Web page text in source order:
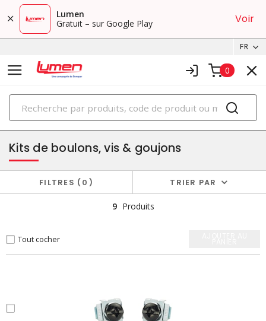
Lumen
Gratuit – sur Google Play
Voir
FR
0
PRODUITS
kits d'assortiment
Kits de boulons, vis & goujons
FILTRES 0 TRIER PAR
9 Produits
Tout cocher